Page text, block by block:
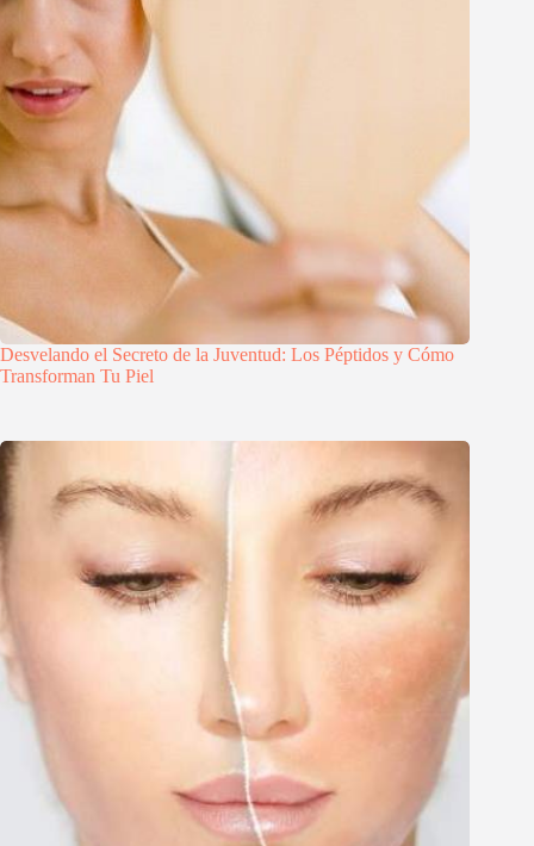
Desvelando el Secreto de la Juventud: Los Péptidos y Cómo
Transforman Tu Piel